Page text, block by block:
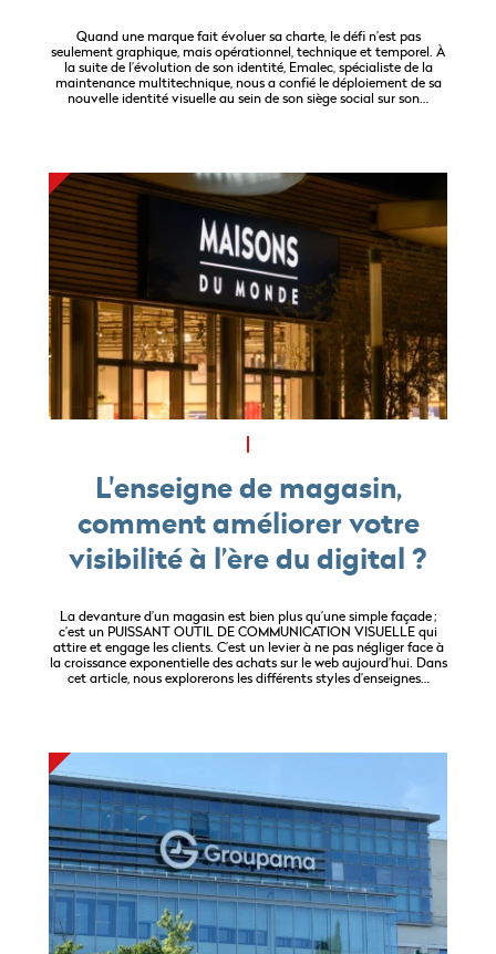
Quand une marque fait évoluer sa charte, le défi n’est pas
seulement graphique, mais opérationnel, technique et temporel. À
la suite de l’évolution de son identité, Emalec, spécialiste de la
maintenance multitechnique, nous a confié le déploiement de sa
nouvelle identité visuelle au sein de son siège social sur son…
L'enseigne de magasin,
comment améliorer votre
visibilité à l’ère du digital ?
La devanture d’un magasin est bien plus qu’une simple façade ;
c’est un PUISSANT OUTIL DE COMMUNICATION VISUELLE qui
attire et engage les clients. C’est un levier à ne pas négliger face à
la croissance exponentielle des achats sur le web aujourd’hui. Dans
cet article, nous explorerons les différents styles d’enseignes…